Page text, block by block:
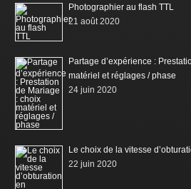
Photographier au flash TTL
21 août 2020
Partage d’expérience :
matériel et réglages / phase
24 juin 2020
Le choix de la vitesse
22 juin 2020